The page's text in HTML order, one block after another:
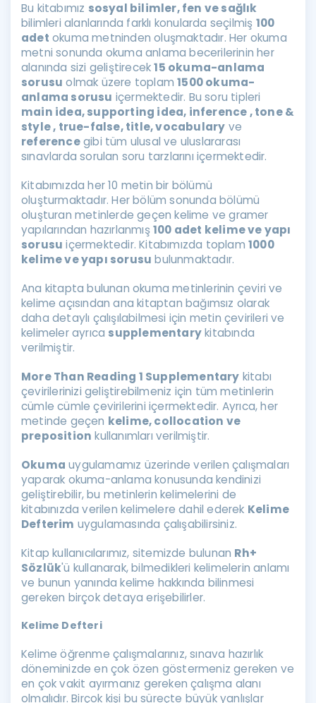
Bu kitabımız sosyal bilimler, fen ve sağlık
bilimleri alanlarında farklı konularda seçilmiş 100
adet okuma metninden oluşmaktadır. Her okuma
metni sonunda okuma anlama becerilerinin her
alanında sizi geliştirecek15 okuma-anlama
sorusu olmak üzere toplam1500 okuma-
anlama sorusu içermektedir. Bu soru tipleri
main idea, supporting idea, inference , tone &
style , true-false, title, vocabulary ve
referencegibi tüm ulusal ve uluslararası
sınavlarda sorulan soru tarzlarını içermektedir.
Kitabımızda her 10 metin bir bölümü
oluşturmaktadır. Her bölüm sonunda bölümü
oluşturan metinlerde geçen kelime ve gramer
yapılarından hazırlanmış100 adet kelime ve yapı
sorusu içermektedir. Kitabımızda toplam1000
kelime ve yapı sorusu bulunmaktadır.
Ana kitapta bulunan okuma metinlerinin çeviri ve
kelime açısından ana kitaptan bağımsız olarak
daha detaylı çalışılabilmesi için metin çevirileri ve
kelimeler ayrıca supplementarykitabında
verilmiştir.
More Than Reading 1 Supplementary kitabı
çevirilerinizi geliştirebilmeniz için tüm metinlerin
cümle cümle çevirilerini içermektedir. Ayrıca, her
metinde geçen kelime, collocation ve
preposition kullanımları verilmiştir.
Okuma uygulamamız üzerinde verilen çalışmaları
yaparak okuma-anlama konusunda kendinizi
geliştirebilir, bu metinlerin kelimelerini de
kitabınızda verilen kelimelere dahil ederek Kelime
Defterim uygulamasında çalışabilirsiniz.
Kitap kullanıcılarımız, sitemizde bulunan Rh+
Sözlük'ü kullanarak, bilmedikleri kelimelerin anlamı
ve bunun yanında kelime hakkında bilinmesi
gereken birçok detaya erişebilirler.
Kelime Defteri
Kelime öğrenme çalışmalarınız, sınava hazırlık
döneminizde en çok özen göstermeniz gereken ve
en çok vakit ayırmanız gereken çalışma alanı
olmalıdır. Birçok kişi bu süreçte büyük yanlışlar